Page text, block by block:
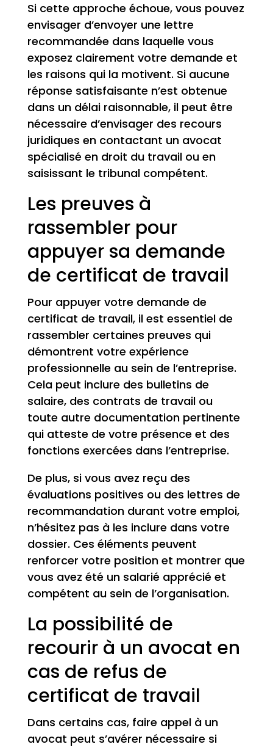
Si cette approche échoue, vous pouvez
envisager d’envoyer une lettre
recommandée dans laquelle vous
exposez clairement votre demande et
les raisons qui la motivent. Si aucune
réponse satisfaisante n’est obtenue
dans un délai raisonnable, il peut être
nécessaire d’envisager des recours
juridiques en contactant un avocat
spécialisé en droit du travail ou en
saisissant le tribunal compétent.
Les preuves à
rassembler pour
appuyer sa demande
de certificat de travail
Pour appuyer votre demande de
certificat de travail, il est essentiel de
rassembler certaines preuves qui
démontrent votre expérience
professionnelle au sein de l’entreprise.
Cela peut inclure des bulletins de
salaire, des contrats de travail ou
toute autre documentation pertinente
qui atteste de votre présence et des
fonctions exercées dans l’entreprise.
De plus, si vous avez reçu des
évaluations positives ou des lettres de
recommandation durant votre emploi,
n’hésitez pas à les inclure dans votre
dossier. Ces éléments peuvent
renforcer votre position et montrer que
vous avez été un salarié apprécié et
compétent au sein de l’organisation.
La possibilité de
recourir à un avocat en
cas de refus de
certificat de travail
Dans certains cas, faire appel à un
avocat peut s’avérer nécessaire si